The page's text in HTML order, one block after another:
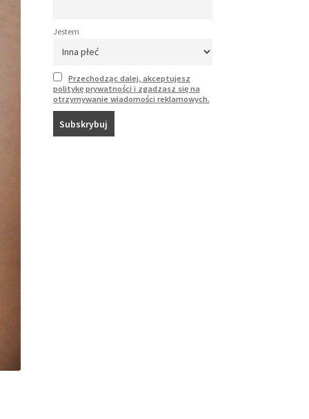
Jestem
Przechodząc dalej, akceptujesz
politykę prywatności i zgadzasz się na
otrzymywanie wiadomości reklamowych.